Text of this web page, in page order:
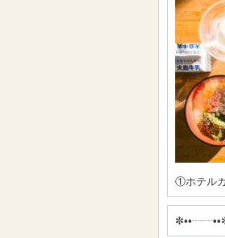
①ホテル